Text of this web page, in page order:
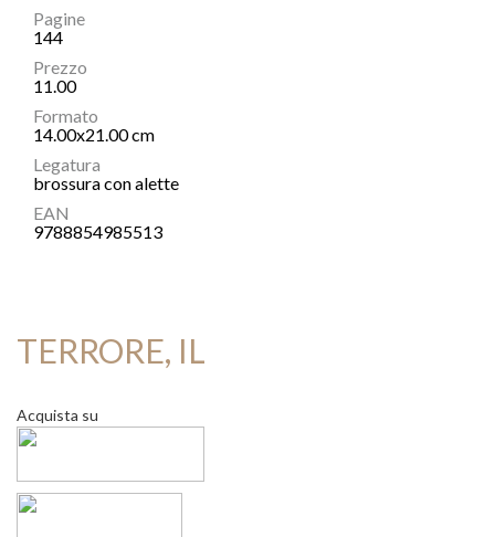
Pagine
144
Prezzo
11.00
Formato
14.00x21.00 cm
Legatura
brossura con alette
EAN
9788854985513
TERRORE, IL
Acquista su